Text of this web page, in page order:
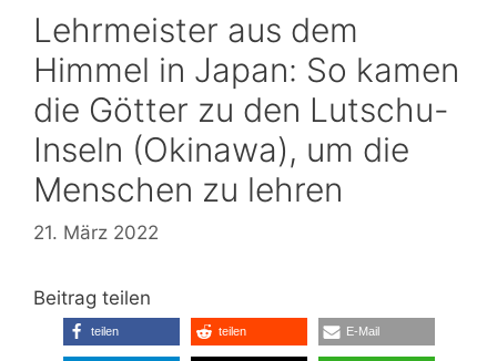
Lehrmeister aus dem
Himmel in Japan: So kamen
die Götter zu den Lutschu-
Inseln (Okinawa), um die
Menschen zu lehren
21. März 2022
Beitrag teilen
teilen teilen E-Mail